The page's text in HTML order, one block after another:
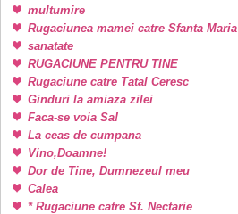
multumire
Rugaciunea mamei catre Sfanta Maria
sanatate
RUGACIUNE PENTRU TINE
Rugaciune catre Tatal Ceresc
Ginduri la amiaza zilei
Faca-se voia Sa!
La ceas de cumpana
Vino,Doamne!
Dor de Tine, Dumnezeul meu
Calea
* Rugaciune catre Sf. Nectarie